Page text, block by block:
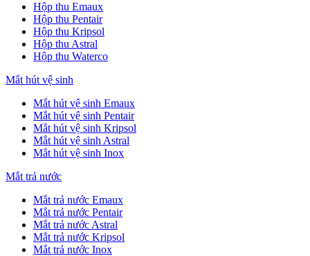
Hộp thu Emaux
Hộp thu Pentair
Hộp thu Kripsol
Hộp thu Astral
Hộp thu Waterco
Mắt hút vệ sinh
Mắt hút vệ sinh Emaux
Mắt hút vệ sinh Pentair
Mắt hút vệ sinh Kripsol
Mắt hút vệ sinh Astral
Mắt hút vệ sinh Inox
Mắt trả nước
Mắt trả nước Emaux
Mắt trả nước Pentair
Mắt trả nước Astral
Mắt trả nước Kripsol
Mắt trả nước Inox